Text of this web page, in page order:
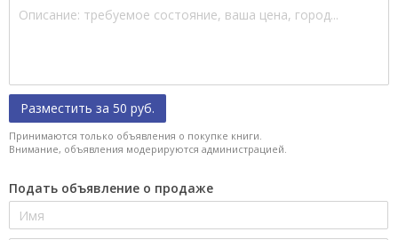
Разместить за 50 руб.
Принимаются только объявления о покупке книги.
Внимание, объявления модерируются администрацией.
Подать объявление о продаже